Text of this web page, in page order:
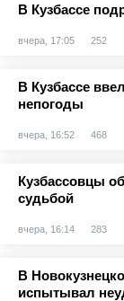
В Кузбассе
вчера, 17:05 252
В Кузбассе
непогоды
вчера, 16:52 468
Кузбассовцы
судьбой
вчера, 16:14 283
В
испытывал